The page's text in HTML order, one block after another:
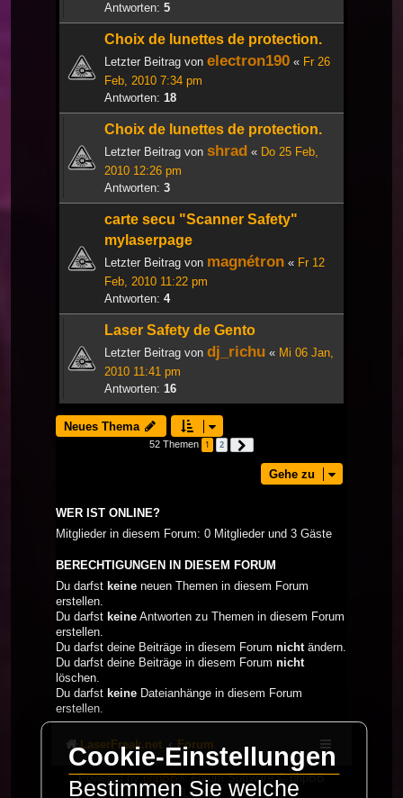
Antworten: 5
Choix de lunettes de protection.
Letzter Beitrag von electron190 « Fr 26
Feb, 2010 7:34 pm
Antworten: 18
Choix de lunettes de protection.
Letzter Beitrag von shrad « Do 25 Feb,
2010 12:26 pm
Antworten: 3
carte secu "Scanner Safety"
mylaserpage
Letzter Beitrag von magnétron « Fr 12
Feb, 2010 11:22 pm
Antworten: 4
Laser Safety de Gento
Letzter Beitrag von dj_richu « Mi 06 Jan,
2010 11:41 pm
Antworten: 16
Neues Thema
52 Themen 1 2
Gehe zu
WER IST ONLINE?
Mitglieder in diesem Forum: 0 Mitglieder und 3 Gäste
BERECHTIGUNGEN IN DIESEM FORUM
Du darfst keine neuen Themen in diesem Forum
erstellen.
Du darfst keine Antworten zu Themen in diesem Forum
erstellen.
Du darfst deine Beiträge in diesem Forum nichtändern.
Du darfst deine Beiträge in diesem Forum nicht
löschen.
Du darfst keine Dateianhänge in diesem Forum
erstellen.
LaserFreak.net Forum
Powered byphpBB® Forum Software © phpBB
Limited
Cookie-Einstellungen
Bestimmen Sie welche